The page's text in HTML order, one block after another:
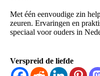
Met één eenvoudige zin
zeuren. Ervaringen en
speciaal voor ouders in
Verspreid de liefde